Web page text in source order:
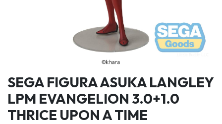
SEGA FIGURA ASUKA LANGLEY
LPM EVANGELION 3.0+1.0
THRICE UPON A TIME